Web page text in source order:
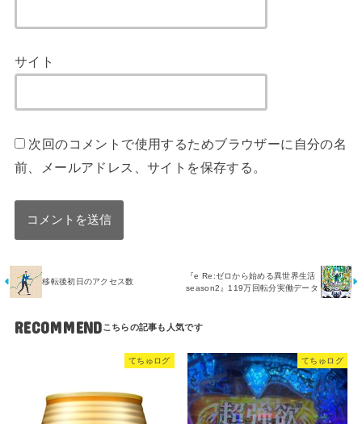
サイト
次回のコメントで使用するためブラウザーに自分の名
前、メールアドレス、サイトを保存する。
移転後初日のアクセス数
『e Re:ゼロから始める異世界生活
season2』119万回転分実働データ
RECOMMEND
てちゅログ てちゅログ